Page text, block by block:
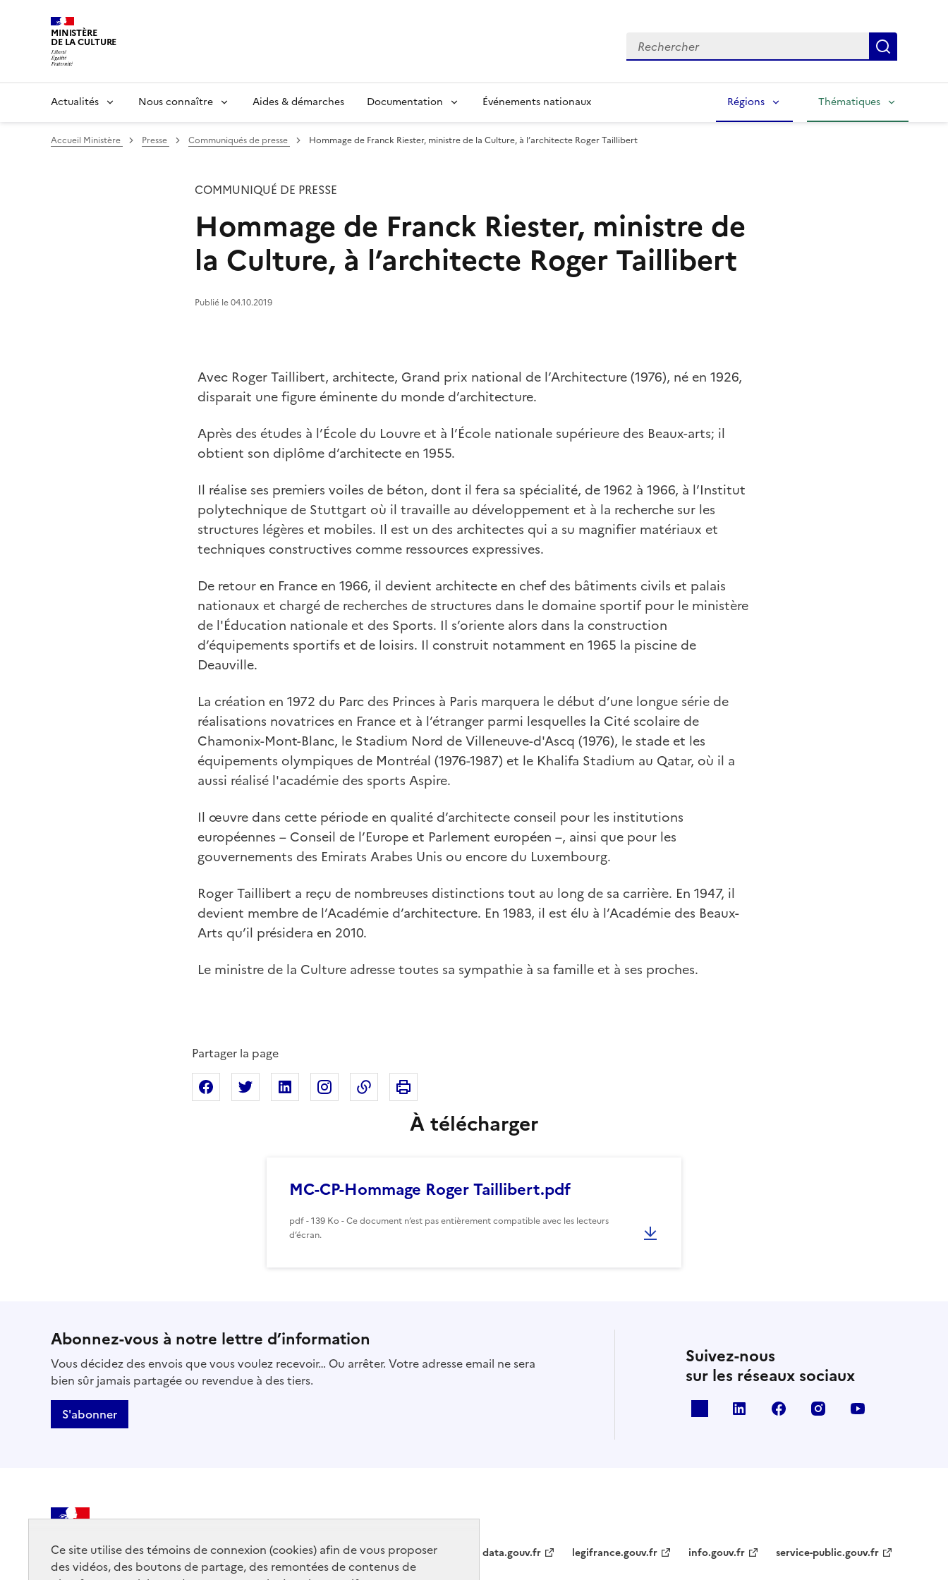
Ce site utilise des témoins de connexion (cookies) afin de vous proposer
des vidéos, des boutons de partage, des remontées de contenus de
MINISTÈRE
DE LA CULTURE Rechercher
Actualités Nous connaître Aides & démarches Documentation Événements nationaux Régions Thématiques
Accueil Ministère Presse Communiqués de presse Hommage de Franck Riester, ministre de la Culture, à l’architecte Roger Taillibert
COMMUNIQUÉ DE PRESSE
Hommage de Franck Riester, ministre de
la Culture, à l’architecte Roger Taillibert
Publié le 04.10.2019
Avec Roger Taillibert, architecte, Grand prix national de l’Architecture (1976), né en 1926,
disparait une figure éminente du monde d’architecture.
Après des études à l’École du Louvre et à l’École nationale supérieure des Beaux-arts; il
obtient son diplôme d’architecte en 1955.
Il réalise ses premiers voiles de béton, dont il fera sa spécialité, de 1962 à 1966, à l’Institut
polytechnique de Stuttgart où il travaille au développement et à la recherche sur les
structures légères et mobiles. Il est un des architectes qui a su magnifier matériaux et
techniques constructives comme ressources expressives.
De retour en France en 1966, il devient architecte en chef des bâtiments civils et palais
nationaux et chargé de recherches de structures dans le domaine sportif pour le ministère
de l'Éducation nationale et des Sports. Il s’oriente alors dans la construction
d’équipements sportifs et de loisirs. Il construit notamment en 1965 la piscine de
Deauville.
La création en 1972 du Parc des Princes à Paris marquera le début d’une longue série de
réalisations novatrices en France et à l’étranger parmi lesquelles la Cité scolaire de
Chamonix-Mont-Blanc, le Stadium Nord de Villeneuve-d'Ascq (1976), le stade et les
équipements olympiques de Montréal (1976-1987) et le Khalifa Stadium au Qatar, où il a
aussi réalisé l'académie des sports Aspire.
Il œuvre dans cette période en qualité d’architecte conseil pour les institutions
européennes – Conseil de l’Europe et Parlement européen –, ainsi que pour les
gouvernements des Emirats Arabes Unis ou encore du Luxembourg.
Roger Taillibert a reçu de nombreuses distinctions tout au long de sa carrière. En 1947, il
devient membre de l’Académie d’architecture. En 1983, il est élu à l’Académie des Beaux-
Arts qu’il présidera en 2010.
Le ministre de la Culture adresse toutes sa sympathie à sa famille et à ses proches.
Partager la page
Partager sur Facebook
Partager sur XPartager sur Linkedin
Partager sur Instagram
Copier dans le presse-papier
Imprimer cette page
À télécharger
MC-CP-Hommage Roger Taillibert.pdf
pdf - 139 Ko - Ce document n’est pas entièrement compatible avec les lecteurs
d’écran.
Abonnez-vous à notre lettre d’information
Vous décidez des envois que vous voulez recevoir… Ou arrêter. Votre adresse email ne sera
bien sûr jamais partagée ou revendue à des tiers.
S'abonner
Suivez-nous
sur les réseaux sociaux
linkedin facebook instagram
DE LA CULTURE data.gouv.fr legifrance.gouv.fr info.gouv.fr service-public.gouv.fr